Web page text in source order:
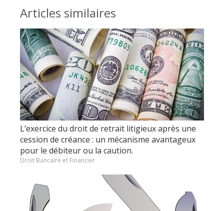
Articles similaires
L’exercice du droit de retrait litigieux après une
cession de créance : un mécanisme avantageux
pour le débiteur ou la caution.
Droit Bancaire et Financier